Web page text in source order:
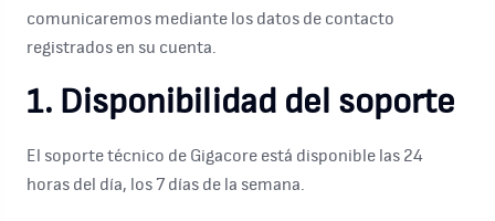
comunicaremos mediante los datos de contacto
registrados en su cuenta.
1. Disponibilidad del soporte
El soporte técnico de Gigacore está disponible las 24
horas del día, los 7 días de la semana.